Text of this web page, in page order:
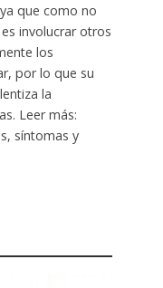
que como no
involucrar otros
los
por lo que su
la
Leer más:
síntomas y